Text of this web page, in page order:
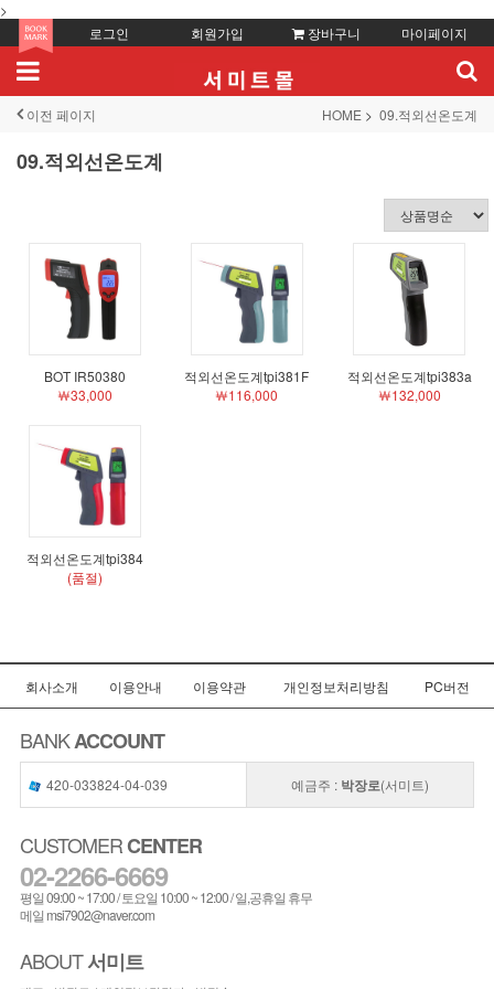
>
로그인
회원가입 장바구니 마이페이지
이전 페이지 HOME 09.적외선온도계
09.적외선온도계
BOT IR50380
￦33,000
적외선온도계tpi381F
￦116,000
적외선온도계tpi383a
￦132,000
적외선온도계tpi384
(품절)
회사소개 이용안내 이용약관 개인정보처리방침 PC버전
BANKACCOUNT
420-033824-04-039 예금주 : 박장로(서미트)
CUSTOMERCENTER
02-2266-6669
평일 09:00 ~ 17:00 / 토요일 10:00 ~ 12:00 / 일,공휴일 휴무
메일 msi7902@naver.com
ABOUT서미트